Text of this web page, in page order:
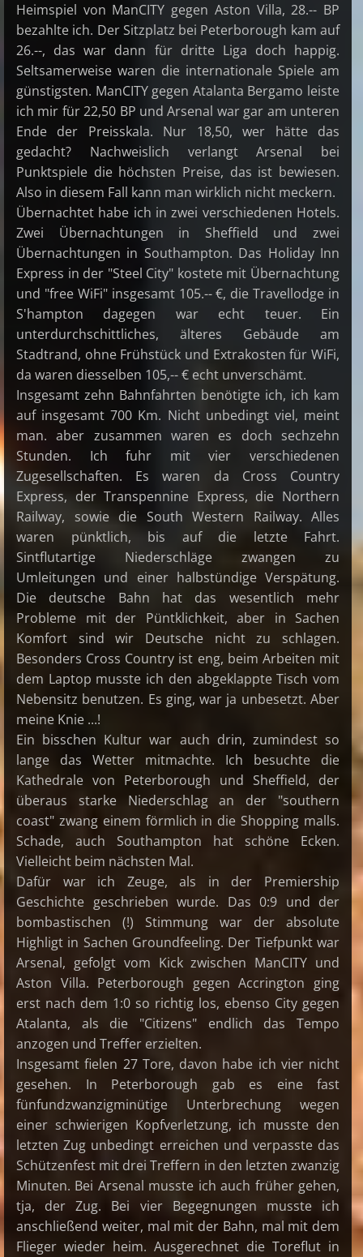
Heimspiel von ManCITY gegen Aston Villa, 28.-- BP
bezahlte ich. Der Sitzplatz bei Peterborough kam auf
26.--, das war dann für dritte Liga doch happig.
Seltsamerweise waren die internationale Spiele am
günstigsten. ManCITY gegen Atalanta Bergamo leiste
ich mir für 22,50 BP und Arsenal war gar am unteren
Ende der Preisskala. Nur 18,50, wer hätte das
gedacht? Nachweislich verlangt Arsenal bei
Punktspiele die höchsten Preise, das ist bewiesen.
Also in diesem Fall kann man wirklich nicht meckern.
Übernachtet habe ich in zwei verschiedenen Hotels.
Zwei Übernachtungen in Sheffield und zwei
Übernachtungen in Southampton. Das Holiday Inn
Express in der "Steel City" kostete mit Übernachtung
und "free WiFi" insgesamt 105.-- €, die Travellodge in
S'hampton dagegen war echt teuer. Ein
unterdurchschittliches, älteres Gebäude am
Stadtrand, ohne Frühstück und Extrakosten für WiFi,
da waren diesselben 105,-- € echt unverschämt.
Insgesamt zehn Bahnfahrten benötigte ich, ich kam
auf insgesamt 700 Km. Nicht unbedingt viel, meint
man. aber zusammen waren es doch sechzehn
Stunden. Ich fuhr mit vier verschiedenen
Zugesellschaften. Es waren da Cross Country
Express, der Transpennine Express, die Northern
Railway, sowie die South Western Railway. Alles
waren pünktlich, bis auf die letzte Fahrt.
Sintflutartige Niederschläge zwangen zu
Umleitungen und einer halbstündige Verspätung.
Die deutsche Bahn hat das wesentlich mehr
Probleme mit der Püntklichkeit, aber in Sachen
Komfort sind wir Deutsche nicht zu schlagen.
Besonders Cross Country ist eng, beim Arbeiten mit
dem Laptop musste ich den abgeklappte Tisch vom
Nebensitz benutzen. Es ging, war ja unbesetzt. Aber
meine Knie ...!
Ein bisschen Kultur war auch drin, zumindest so
lange das Wetter mitmachte. Ich besuchte die
Kathedrale von Peterborough und Sheffield, der
überaus starke Niederschlag an der "southern
coast" zwang einem förmlich in die Shopping malls.
Schade, auch Southampton hat schöne Ecken.
Vielleicht beim nächsten Mal.
Dafür war ich Zeuge, als in der Premiership
Geschichte geschrieben wurde. Das 0:9 und der
bombastischen (!) Stimmung war der absolute
Highligt in Sachen Groundfeeling. Der Tiefpunkt war
Arsenal, gefolgt vom Kick zwischen ManCITY und
Aston Villa. Peterborough gegen Accrington ging
erst nach dem 1:0 so richtig los, ebenso City gegen
Atalanta, als die "Citizens" endlich das Tempo
anzogen und Treffer erzielten.
Insgesamt fielen 27 Tore, davon habe ich vier nicht
gesehen. In Peterborough gab es eine fast
fünfundzwanzigminütige Unterbrechung wegen
einer schwierigen Kopfverletzung, ich musste den
letzten Zug unbedingt erreichen und verpasste das
Schützenfest mit drei Treffern in den letzten zwanzig
Minuten. Bei Arsenal musste ich auch früher gehen,
tja, der Zug. Bei vier Begegnungen musste ich
anschließend weiter, mal mit der Bahn, mal mit dem
Flieger wieder heim. Ausgerechnet die Toreflut in